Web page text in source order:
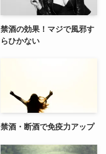
禁酒の効果！マジで風邪す
らひかない
禁酒・断酒で免疫力アップ